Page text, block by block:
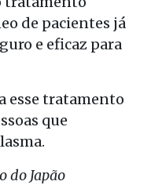
de pacientes já
e eficaz para
esse tratamento
que
do Japão